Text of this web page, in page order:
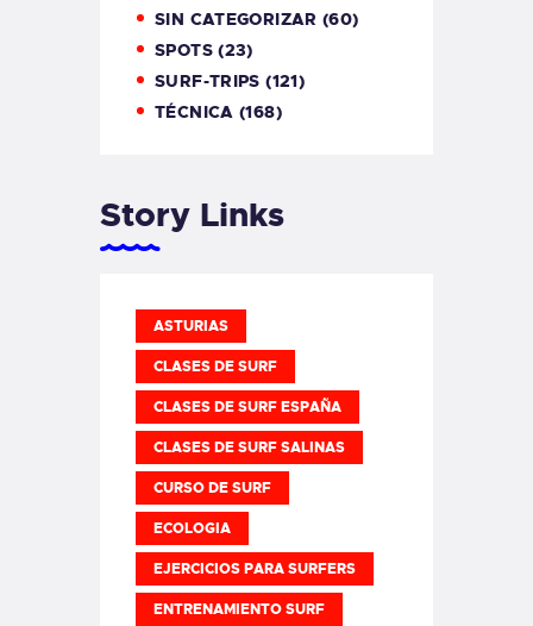
SIN CATEGORIZAR (60)
SPOTS(23)
SURF-TRIPS (121)
TÉCNICA (168)
Story Links
ASTURIAS
CLASES DE SURF
CLASES DE SURF ESPAÑA
CLASES DE SURF SALINAS
CURSO DE SURF
ECOLOGIA
EJERCICIOS PARA SURFERS
ENTRENAMIENTO SURF